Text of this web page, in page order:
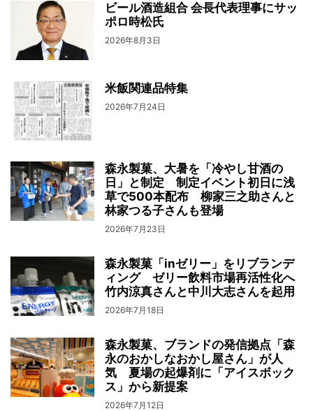
ビール酒造組合 会長代表理事にサッ
ポロ時松氏
2026年8月3日
米飯関連品特集
2026年7月24日
森永製菓、大暑を「冷やし甘酒の
日」と制定 制定イベント初日に浅
草で500本配布 柳家三之助さんと
林家つる子さんも登場
2026年7月23日
森永製菓「inゼリー」をリブランデ
ィング ゼリー飲料市場再活性化へ
竹内涼真さんと中川大志さんを起用
2026年7月18日
森永製菓、ブランドの発信拠点「森
永のおかしなおかし屋さん」が人
気 夏場の起爆剤に「アイスボック
ス」から新提案
2026年7月12日